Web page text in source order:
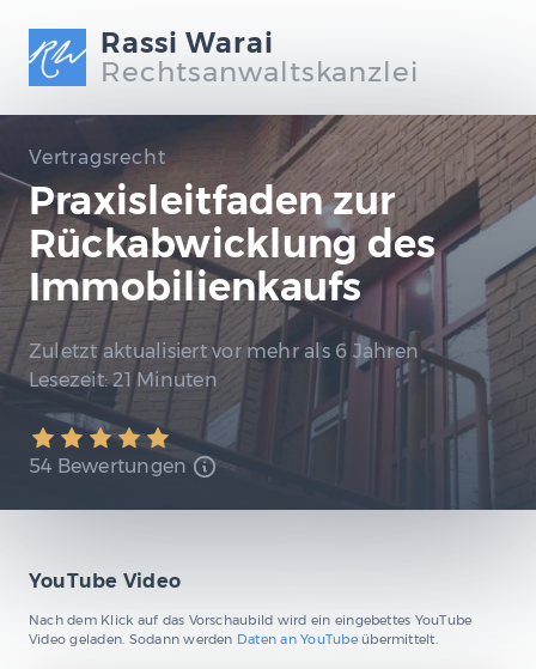
Rassi Warai
Rechtsanwaltskanzlei
Vertragsrecht
Praxisleitfaden zur
Rückabwicklung des
Immobilienkaufs
Zuletzt aktualisiertvor mehr als 6 Jahren
Lesezeit:21 Minuten
54 Bewertungen
YouTube Video
Nach dem Klick auf das Vorschaubild wird ein eingebettes YouTube
Video geladen. Sodann werden Daten an YouTubeübermittelt.